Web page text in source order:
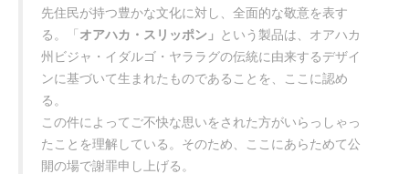
先住民が持つ豊かな文化に対し、全面的な敬意を表す
る。「オアハカ・スリッポン」 という製品は、オアハカ
州ビジャ・イダルゴ・ヤララグの伝統に由来するデザイ
ンに基づいて生まれたものであることを、ここに認め
る。
この件によってご不快な思いをされた方がいらっしゃっ
たことを理解している。そのため、ここにあらためて公
開の場で謝罪申し上げる。